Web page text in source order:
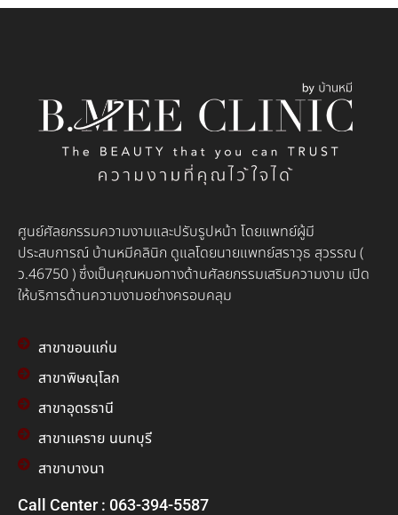
ศูนย์ศัลยกรรมความงามและปรับรูปหน้า โดยแพทย์ผู้มี
ประสบการณ์ บ้านหมีคลินิก ดูแลโดยนายแพทย์สราวุธ สุวรรณ (
ว.46750 ) ซึ่งเป็นคุณหมอทางด้านศัลยกรรมเสริมความงาม เปิด
ให้บริการด้านความงามอย่างครอบคลุม
สาขาขอนแก่น
สาขาพิษณุโลก
สาขาอุดรธานี
สาขาแคราย นนทบุรี
สาขาบางนา
Call Center : 063-394-5587